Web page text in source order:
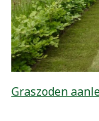
Graszoden